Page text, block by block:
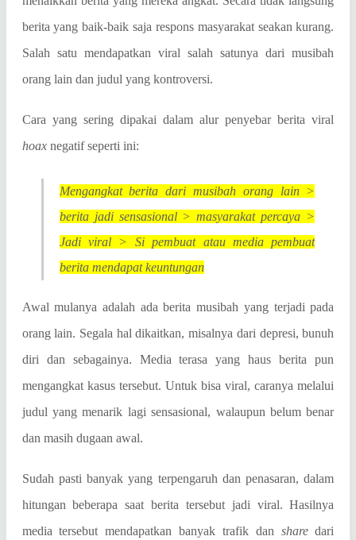
berita yang baik-baik saja respons masyarakat seakan kurang.
Salah satu mendapatkan viral salah satunya dari musibah
orang lain dan judul yang kontroversi.
Cara yang sering dipakai dalam alur penyebar berita viral
hoaxnegatif seperti ini:
Mengangkat berita dari musibah orang lain >
berita jadi sensasional > masyarakat percaya >
Jadi viral > Si pembuat atau media pembuat
berita mendapat keuntungan
Awal mulanya adalah ada berita musibah yang terjadi pada
orang lain. Segala hal dikaitkan, misalnya dari depresi, bunuh
diri dan sebagainya. Media terasa yang haus berita pun
mengangkat kasus tersebut. Untuk bisa viral, caranya melalui
judul yang menarik lagi sensasional, walaupun belum benar
dan masih dugaan awal.
Sudah pasti banyak yang terpengaruh dan penasaran, dalam
hitungan beberapa saat berita tersebut jadi viral. Hasilnya
media tersebut mendapatkan banyak trafik dan sharedari